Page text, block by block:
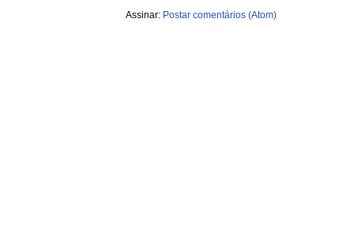
Assinar: Postar comentários (Atom)